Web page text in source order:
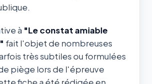
à "Le constat amiable
fait l'objet de nombreuses
très subtiles ou formulées
piège lors de l'épreuve